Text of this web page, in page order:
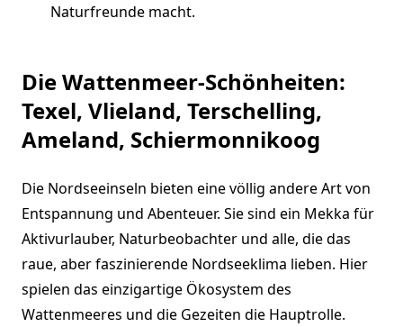
Naturfreunde macht.
Die Wattenmeer-Schönheiten:
Texel, Vlieland, Terschelling,
Ameland, Schiermonnikoog
Die Nordseeinseln bieten eine völlig andere Art von
Entspannung und Abenteuer. Sie sind ein Mekka für
Aktivurlauber, Naturbeobachter und alle, die das
raue, aber faszinierende Nordseeklima lieben. Hier
spielen das einzigartige Ökosystem des
Wattenmeeres und die Gezeiten die Hauptrolle.